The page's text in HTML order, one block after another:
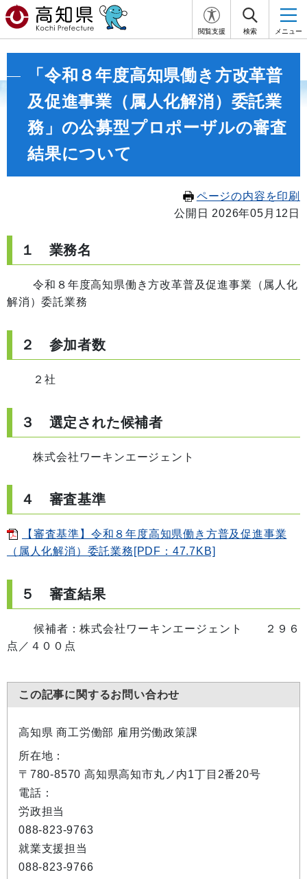
閲覧支援 検索 メニュー
「令和８年度高知県働き方改革普
及促進事業（属人化解消）委託業
務」の公募型プロポーザルの審査
結果について
ページの内容を印刷
公開日 2026年05月12日
１ 業務名
令和８年度高知県働き方改革普及促進事業（属人化
解消）委託業務
２ 参加者数
２社
３ 選定された候補者
株式会社ワーキンエージェント
４ 審査基準
【審査基準】令和８年度高知県働き方普及促進事業
（属人化解消）委託業務[PDF：47.7KB]
５ 審査結果
候補者：株式会社ワーキンエージェント ２９６
点／４００点
この記事に関するお問い合わせ
高知県 商工労働部 雇用労働政策課
所在地：
〒780-8570 高知県高知市丸ノ内1丁目2番20号
電話：
労政担当
088-823-9763
就業支援担当
088-823-9766